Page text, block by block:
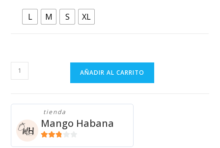
L M S XL
CAMISA
NEGRA
cantidad
AÑADIR AL CARRITO
tienda
Mango Habana